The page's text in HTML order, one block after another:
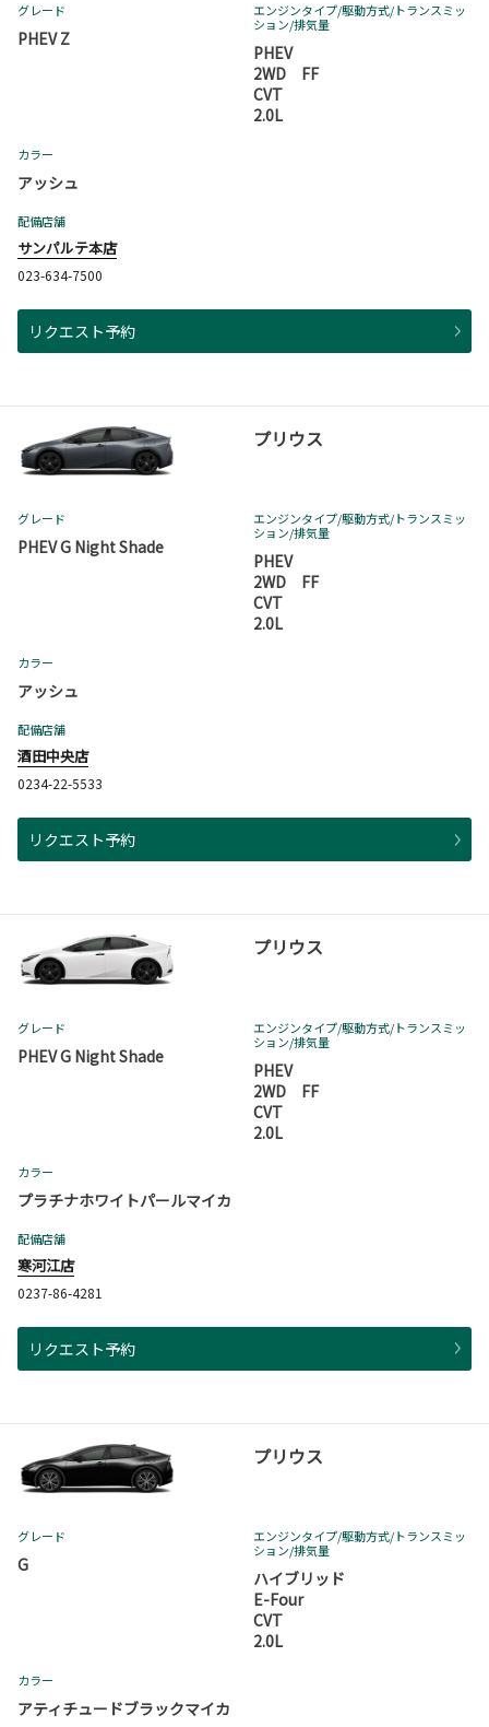
グレード
PHEV Z
エンジンタイプ/駆動方式/トランスミッ
ション/排気量
PHEV
2WD FF
CVT
2.0L
カラー
アッシュ
配備店舗
サンパルテ本店
023-634-7500
リクエスト予約
プリウス
グレード
PHEV G Night Shade
エンジンタイプ/駆動方式/トランスミッ
ション/排気量
PHEV
2WD FF
CVT
2.0L
カラー
アッシュ
配備店舗
酒田中央店
0234-22-5533
リクエスト予約
プリウス
グレード
PHEV G Night Shade
エンジンタイプ/駆動方式/トランスミッ
ション/排気量
PHEV
2WD FF
CVT
2.0L
カラー
プラチナホワイトパールマイカ
配備店舗
寒河江店
0237-86-4281
リクエスト予約
プリウス
グレード
G
エンジンタイプ/駆動方式/トランスミッ
ション/排気量
ハイブリッド
E-Four
CVT
2.0L
カラー
アティチュードブラックマイカ